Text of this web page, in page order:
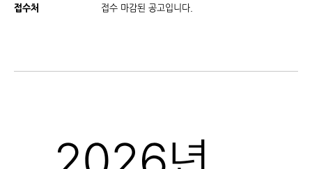
접수처 접수 마감된 공고입니다.